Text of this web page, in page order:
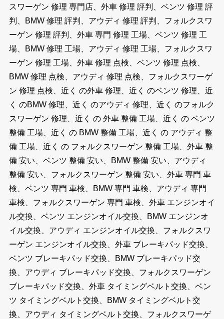
スワーゲン 修理 専門店、外車 修理 評判、ベンツ 修理 評
判、BMW 修理 評判、アウディ 修理 評判、フォルクスワ
ーゲン 修理 評判、外車 専門 修理 工場、ベンツ 修理 工
場、BMW 修理 工場、アウディ 修理 工場、フォルクスワ
ーゲン 修理 工場、外車 修理 点検、ベンツ 修理 点検、
BMW 修理 点検、アウディ 修理 点検、フォルクスワーゲ
ン 修理 点検、近く の外車 修理、近く のベンツ 修理、近
く のBMW 修理、近く のアウディ 修理、近く のフォルク
スワーゲン 修理、近く の 外車 整備 工場、近く の ベンツ
整備 工場、近く の BMW 整備 工場、近く の アウディ 整
備 工場、近く の フォルクスワーゲン 整備 工場、外車 整
備 安い、ベンツ 整備 安い、BMW 整備 安い、アウディ
整備 安い、フォルクスワーゲン 整備 安い、外車 専門 車
検、ベンツ 専門 車検、BMW 専門 車検、アウディ 専門
車検、フォルクスワーゲン 専門 車検、外車 エンジンオイ
ル交換、ベンツ エンジンオイル交換、BMW エンジンオ
イル交換、アウディ エンジンオイル交換、フォルクスワ
ーゲン エンジンオイル交換、外車 ブレーキパッド交換、
ベンツ ブレーキパッド交換、BMW ブレーキパッド交
換、アウディ ブレーキパッド交換、フォルクスワーゲン
ブレーキパッド交換、外車 タイミングベルト交換、ベン
ツ タイミングベルト交換、BMW タイミングベルト交
換、アウディ タイミングベルト交換、フォルクスワーゲ